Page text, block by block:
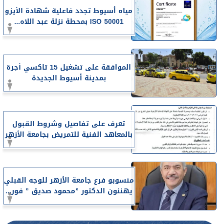
مياه أسيوط تجدد فاعلية شهادة الأيزو
ISO 50001 بمحطة نزلة عبد اللاه...
الموافقة على تشغيل 15 تاكسي أجرة
بمدينة أسيوط الجديدة
تعرف على تفاصيل وشروط القبول
بالمعاهد الفنية للتمريض بجامعة الأزهر
منسوبو فرع جامعة الأزهر للوجه القبلي
يهنئون الدكتور ”محمود صديق ” فور...